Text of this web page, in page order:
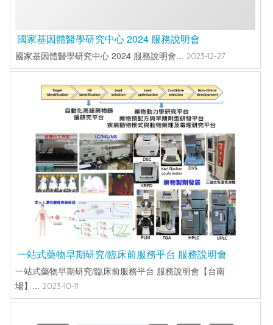
國家基因體醫學研究中心 2024 服務說明會
國家基因體醫學研究中心 2024 服務說明會... 2023-12-27
一站式藥物早期研究/臨床前服務平台 服務說明會
一站式藥物早期研究/臨床前服務平台 服務說明會【台南
場】... 2023-10-11